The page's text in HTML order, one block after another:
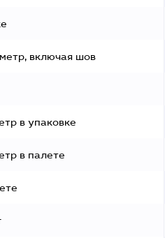
включая шов
в упаковке
в палете